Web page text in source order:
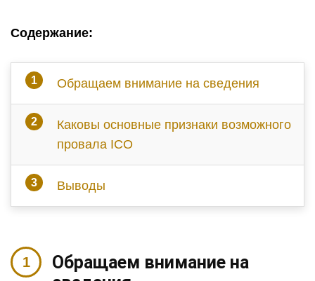
Содержание:
Обращаем внимание на сведения
Каковы основные признаки возможного
провала ICO
Выводы
Обращаем внимание на